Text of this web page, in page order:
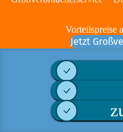
Vorteilspreise
Jetzt